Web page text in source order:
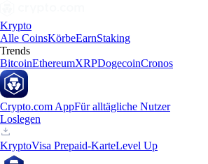
Krypto
Alle CoinsKörbeEarnStaking
Trends
BitcoinEthereumXRPDogecoinCronos
Crypto.com AppFür alltägliche Nutzer
Loslegen
KryptoVisa Prepaid-KarteLevel Up